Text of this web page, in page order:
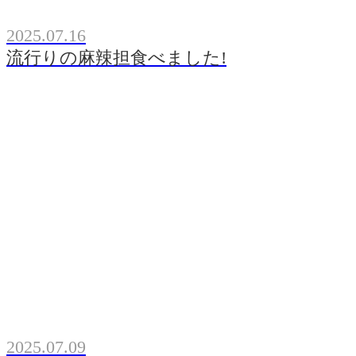
2025.07.16
流行りの麻辣担食べました!
2025.07.09